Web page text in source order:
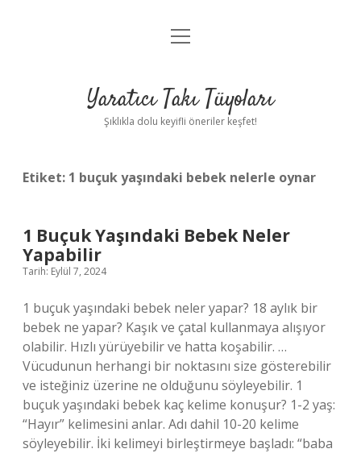
Anasayfa
Yasal Uyarı
menüyü
Yaratıcı Takı Tüyoları
Şıklıkla dolu keyifli öneriler keşfet!
Etiket: 1 buçuk yaşındaki bebek nelerle oynar
1 Buçuk Yaşındaki Bebek Neler
Yapabilir
Tarih: Eylül 7, 2024
1 buçuk yaşındaki bebek neler yapar? 18 aylık bir
bebek ne yapar? Kaşık ve çatal kullanmaya alışıyor
olabilir. Hızlı yürüyebilir ve hatta koşabilir. …
Vücudunun herhangi bir noktasını size gösterebilir
ve isteğiniz üzerine ne olduğunu söyleyebilir. 1
buçuk yaşındaki bebek kaç kelime konuşur? 1-2 yaş:
“Hayır” kelimesini anlar. Adı dahil 10-20 kelime
söyleyebilir. İki kelimeyi birleştirmeye başladı: “baba